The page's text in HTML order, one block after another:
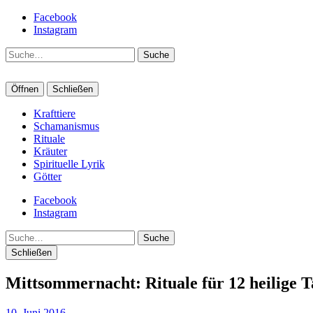
Facebook
Instagram
Suche
Öffnen Schließen
Krafttiere
Schamanismus
Rituale
Kräuter
Spirituelle Lyrik
Götter
Facebook
Instagram
Suche
Schließen
Mittsommernacht: Rituale für 12 heilige